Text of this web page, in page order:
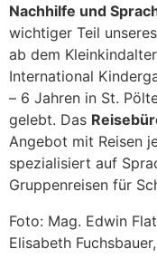
Nachhilfe und
wichtiger Teil
ab dem
International
– 6 Jahren in St.
gelebt. Das
Angebot mit Reisen
spezialisiert auf
Gruppenreisen für
Foto: Mag. Edwin
Elisabeth